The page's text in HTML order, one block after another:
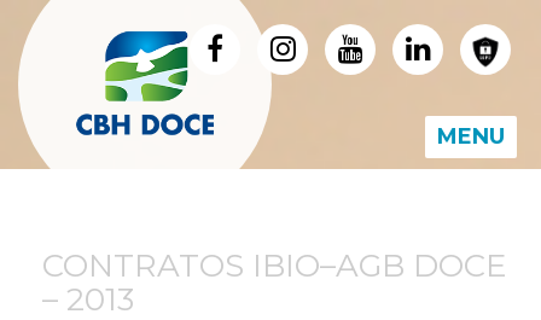
MENU
CONTRATOS IBIO–AGB DOCE
– 2013